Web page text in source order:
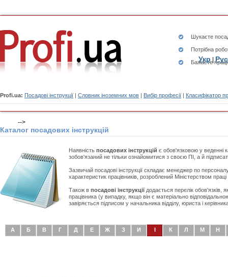
Шукаєте
Потрібна
Бажаєте
Profi.ua: Посадові інструкції | Словник іноземних мов | Вибір професії | Класифікатор
Укр|Рус
-->
Каталог посадових інструкцій
Наявність посадових інструкцій є обов'язковою у веденні
зобов'язаний не тільки ознайомитися з своєю ПІ, а й
Зазвичай посадові інструкції складає менеджер по
характеристик працівників, розроблений Міністерством праці
Також в посадові інструкціїдодається перелік обов'язків,
працівника (у випадку, якщо він є матеріально
завіряється підписом у начальника відділу, юриста і
А Б В Г Д Е Ж З И І К Л М Н